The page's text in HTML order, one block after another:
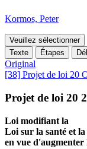
Kormos, Peter
Veuillez sélectionner
Texte
Étapes
Original
[38] Projet de loi 20
Projet de loi 20
Loi modifiant la
Loi sur la santé et
en vue d'augmenter